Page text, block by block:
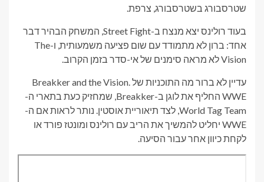
שטרסבורג בשטרסבורג, צרפת.
בעוד רולינס יצא מנצח ב-Street Fight, המשחק הבהיר דבר
אחד: ברון לא מתמודד עם שום פציעה משמעותית, ו-The
Vision לא מראה סימנים של אי-סדר בזמן הקרוב.
עדיין לא ברור מה התוכניות של Breakker and the Vision.
WWE החליף את לוגן ב-Breakker, שמחזיק כעת בתארי ה-
World Tag Team, לצד תיאוריית אוסטין. נותר לראות אם ה-
WWE יחליט להמשיך את הריב עם רולינס ומונטז פורד או
לקחת כיוון אחר עבור הסיעה.